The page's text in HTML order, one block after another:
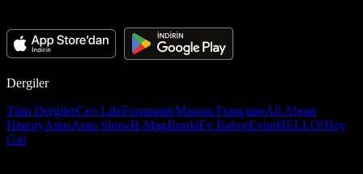
Dergiler
Tüm DergilerCeo LifeFormsanteMaison FrançaiseAll About
HistoryAtlasAuto ShowB-MagBurdaEv BahçeEvimHELLO!Hey
Girl